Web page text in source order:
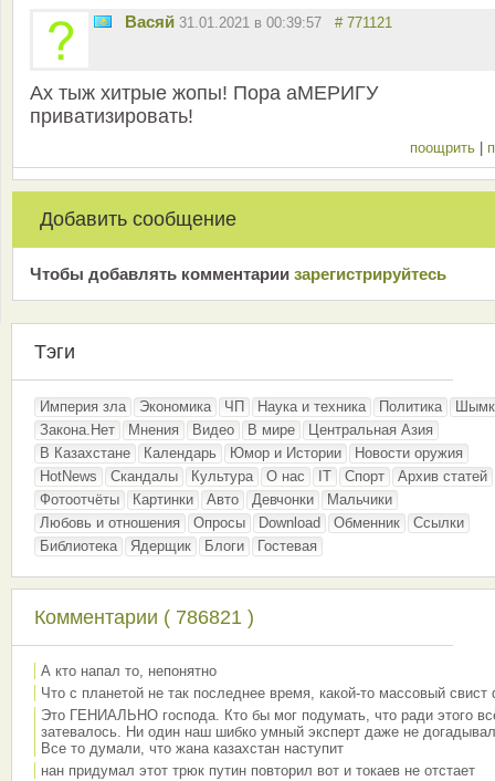
Васяй 31.01.2021 в 00:39:57 # 771121
Ах тыж хитрые жопы! Пора аМЕРИГУ
приватизировать!
поощрить
Добавить сообщение
Чтобы добавлять комментарии зарeгиcтрирyйтeсь
Тэги
Империя зла Экономика ЧП Наука и техника Политика
Закона.Нет
Мнения Видео В мире
Центральная Азия
В Казахстане
Календарь Юмор и Истории
Новости оружия
HotNews
Скандалы Культура О нас IT Спорт
Архив статей
Фотоотчёты
Картинки Авто Девчонки
Мальчики
Любовь и отношения
Опросы Download Обменник
Ссылки
Библиотека
Ядерщик Блоги Гостевая
Комментарии ( 786821 )
А кто напал то, непонятно
Что с планетой не так последнее время, какой-то массовый свист
Это ГЕНИАЛЬНО господа. Кто бы мог подумать, что ради этого
затевалось. Ни один наш шибко умный эксперт даже не
Все то думали, что жана казахстан наступит
нан придумал этот трюк путин повторил вот и токаев не отстает